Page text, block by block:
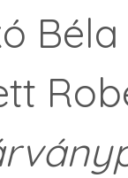
Béla